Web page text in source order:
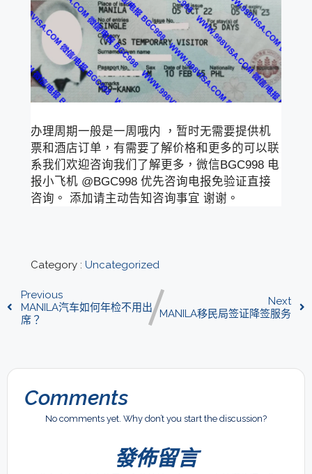
办理周期一般是一周哦内 ，暂时无需要提供机
票和酒店订单，有需要了解价格和更多的可以联
系我们欢迎咨询我们了解更多，微信BGC998 电
报小飞机 @BGC998 优先咨询电报免验证直接
咨询。 添加请主动告知咨询事宜 谢谢。
Category : Uncategorized
Previous
MANILA汽车如何年检不用出
席？
Next
MANILA移民局签证降签服务
Comments
No comments yet. Why don’t you start the discussion?
發佈留言